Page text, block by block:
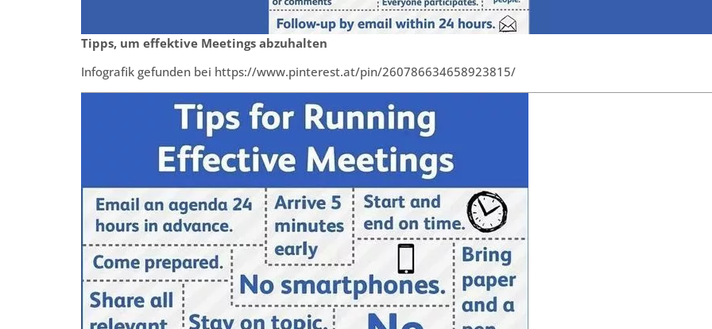
Tipps, um effektive Meetings abzuhalten
Infografik gefunden bei https://www.pinterest.at/pin/260786634658923815/